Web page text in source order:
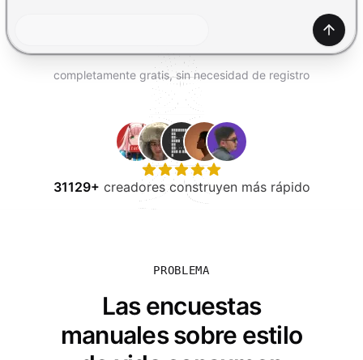
completamente gratis, sin necesidad de registro
31129+ creadores construyen más rápido
PROBLEMA
Las encuestas
manuales sobre estilo